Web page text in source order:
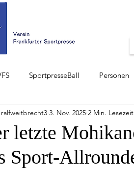
SportpresseBall Personen
letzte
Sport-
ralfweitbrecht3 3. Nov. 2025 2 Min. Lesezeit